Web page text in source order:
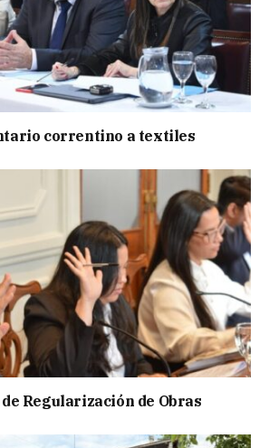
correntino a textiles
Regularización de Obras